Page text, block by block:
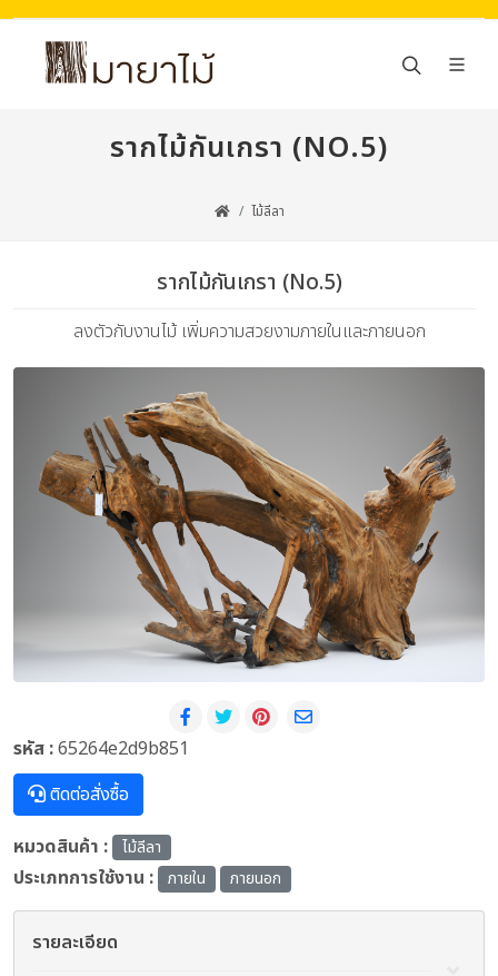
รากไม้กันเกรา (NO.5)
ไม้ลีลา
รากไม้กันเกรา (No.5)
ลงตัวกับงานไม้ เพิ่มความสวยงามภายในและภายนอก
รหัส :65264e2d9b851
ติดต่อสั่งซื้อ
หมวดสินค้า :
ไม้ลีลา
ประเภทการใช้งาน : ภายใน ภายนอก
รายละเอียด